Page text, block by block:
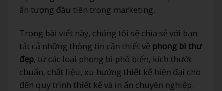
ấn tượng đầu tiên trong marketing.
Trong bài viết này, chúng tôi sẽ chia sẻ với bạn
tất cả những thông tin cần thiết về phong bì thư
đẹp, từ các loại phong bì phổ biến, kích thước
chuẩn, chất liệu, xu hướng thiết kế hiện đại cho
đến quy trình thiết kế và in ấn chuyên nghiệp.